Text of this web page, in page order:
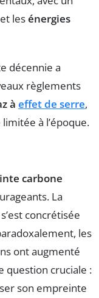
et lesénergies
décennie a
règlements
à effet de serre,
à l’époque.
carbone
La
concrétisée
les
ont augmenté
question cruciale :
son empreinte